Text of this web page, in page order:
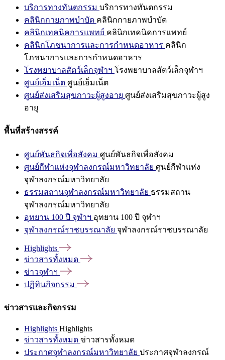
บริการทางทันตกรรม บริการทางทันตกรรม
คลินิกกายภาพบำบัด คลินิกกายภาพบำบัด
คลินิกเทคนิคการแพทย์ คลินิกเทคนิคการแพทย์
คลินิกโภชนาการและการกำหนดอาหาร คลินิก
โภชนาการและการกำหนดอาหาร
โรงพยาบาลสัตว์เล็กจุฬาฯ โรงพยาบาลสัตว์เล็กจุฬาฯ
ศูนย์เอ็มเน็ต ศูนย์เอ็มเน็ต
ศูนย์ส่งเสริมสุขภาวะผู้สูงอายุ ศูนย์ส่งเสริมสุขภาวะผู้สูง
อายุ
พื้นที่สร้างสรรค์
ศูนย์พันธกิจเพื่อสังคม ศูนย์พันธกิจเพื่อสังคม
ศูนย์กีฬาแห่งจุฬาลงกรณ์มหาวิทยาลัย ศูนย์กีฬาแห่ง
จุฬาลงกรณ์มหาวิทยาลัย
ธรรมสถานจุฬาลงกรณ์มหาวิทยาลัย ธรรมสถาน
จุฬาลงกรณ์มหาวิทยาลัย
อุทยาน 100 ปี จุฬาฯ อุทยาน 100 ปี จุฬาฯ
จุฬาลงกรณ์ราชบรรณาลัย จุฬาลงกรณ์ราชบรรณาลัย
Highlights
ข่าวสารทั้งหมด
ข่าวจุฬาฯ
ปฏิทินกิจกรรม
ข่าวสารและกิจกรรม
Highlights Highlights
ข่าวสารทั้งหมด ข่าวสารทั้งหมด
ประกาศจุฬาลงกรณ์มหาวิทยาลัย ประกาศจุฬาลงกรณ์